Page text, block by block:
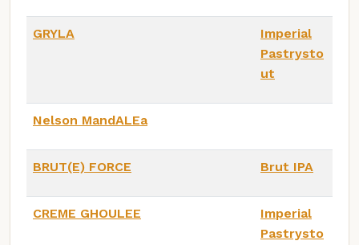
GRYLA
Imperial
Pastrysto
ut
Nelson MandALEa
BRUT(E) FORCE Brut IPA
CREME GHOULEE
Imperial
Pastrysto